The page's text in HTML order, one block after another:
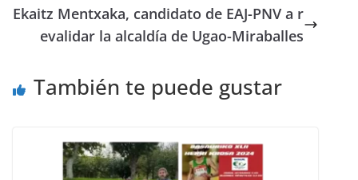
Ekaitz Mentxaka, candidato de EAJ-PNV a r
evalidar la alcaldía de Ugao-Miraballes
También te puede gustar